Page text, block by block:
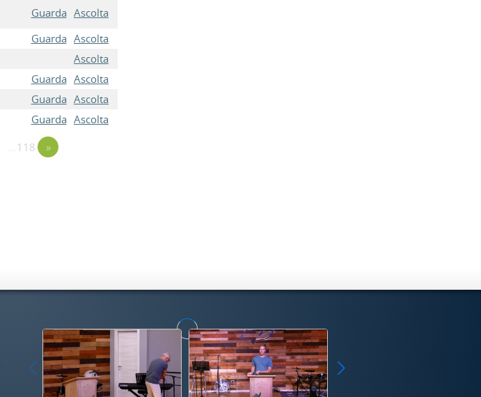
Guarda Ascolta
Guarda Ascolta
Ascolta
Guarda Ascolta
Guarda Ascolta
Guarda Ascolta
…118 »